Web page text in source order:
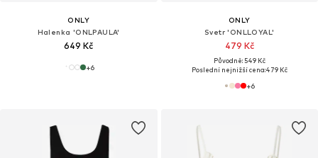
ONLY
Halenka 'ONLPAULA'
649 Kč
+6
ONLY
Svetr 'ONLLOYAL'
479 Kč
Původně: 549 Kč
Poslední nejnižší cena:479 Kč
+6